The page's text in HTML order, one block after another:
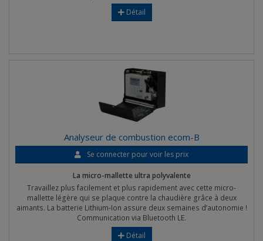
Détail
Analyseur de combustion ecom-B
Se connecter pour voir les prix
La micro-mallette ultra polyvalente
Travaillez plus facilement et plus rapidement avec cette micro-
mallette légère qui se plaque contre la chaudière grâce à deux
aimants. La batterie Lithium-Ion assure deux semaines d’autonomie !
Communication via Bluetooth LE.
Détail